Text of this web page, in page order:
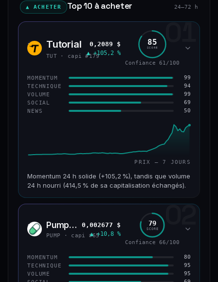
▲ ACHETER Top 10 à acheter 24–72 h
01
TUT Tutorial
TUT · capi #179
0,2089 $
▲ +105,2 %
85
SCORE
Confiance 61/100
MOMENTUM 99
TECHNIQUE 94
VOLUME 99
SOCIAL 69
NEWS 50
PRIX — 7 JOURS
Momentum 24 h solide (+105,2 %), tandis que volume
24 h nourri (414,5 % de sa capitalisation échangés).
CAP. MARCHÉ VOLUME 24 H
VAR. 7 J VAR. 30 J
+1 610,9 %
VS ATH
−28,0 %
02
PUMP Pump.fun
PUMP · capi #65
0,002677 $
▲ +10,8 %
79
SCORE
Confiance 66/100
MOMENTUM 80
TECHNIQUE 95
VOLUME 95